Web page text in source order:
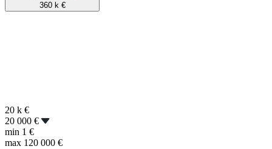
360 k €
20 k €
20 000 €
min 1 €
max 120 000 €